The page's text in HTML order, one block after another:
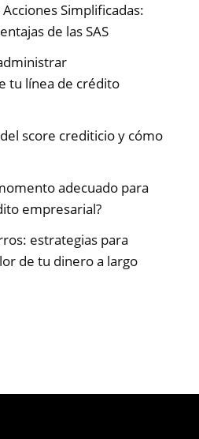
Simplificadas:
de las SAS
tu línea de crédito
score crediticio y cómo
adecuado para
empresarial?
estrategias para
de tu dinero a largo